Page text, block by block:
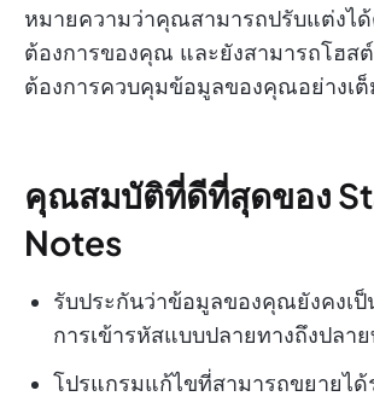
หมายความว่าคุณสามารถปรับแต่งไ
ต้องการของคุณ และยังสามารถโฮส
ต้องการควบคุมข้อมูลของคุณอย่างเ
คุณสมบัติที่ดีที่สุดของ
Notes
รับประกันว่าข้อมูลของคุณยังคงเ
การเข้ารหัสแบบปลายทางถึงปลาย
โปรแกรมแก้ไขที่สามารถขยายได้